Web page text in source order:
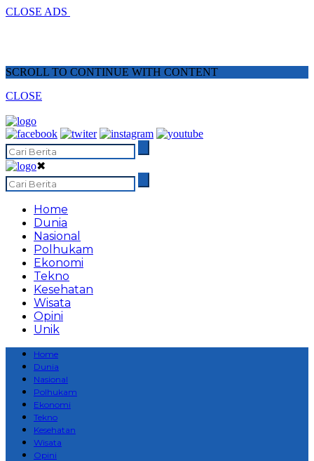
CLOSE ADS
SCROLL TO CONTINUE WITH CONTENT
CLOSE
✖
Home
Dunia
Nasional
Polhukam
Ekonomi
Tekno
Kesehatan
Wisata
Opini
Unik
Home
Dunia
Nasional
Polhukam
Ekonomi
Tekno
Kesehatan
Wisata
Opini